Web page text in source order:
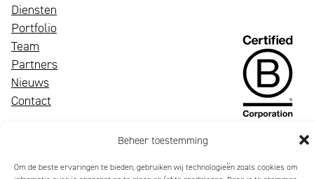
Beheer toestemming
Om de beste ervaringen te bieden, gebruiken wij technologieën zoals cookies om
Diensten
Portfolio
Een
bloeiend
merk
trekt
en
Team
Wij
zijn
Mattmo,
ESG-
Partners
Nieuws
Contact